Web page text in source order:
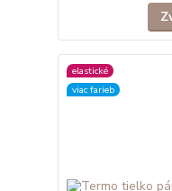
elastické
viac farieb